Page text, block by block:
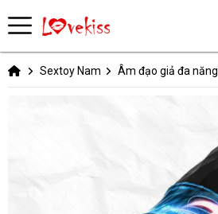
Sextoy Nam Âm đạo giả đa năng